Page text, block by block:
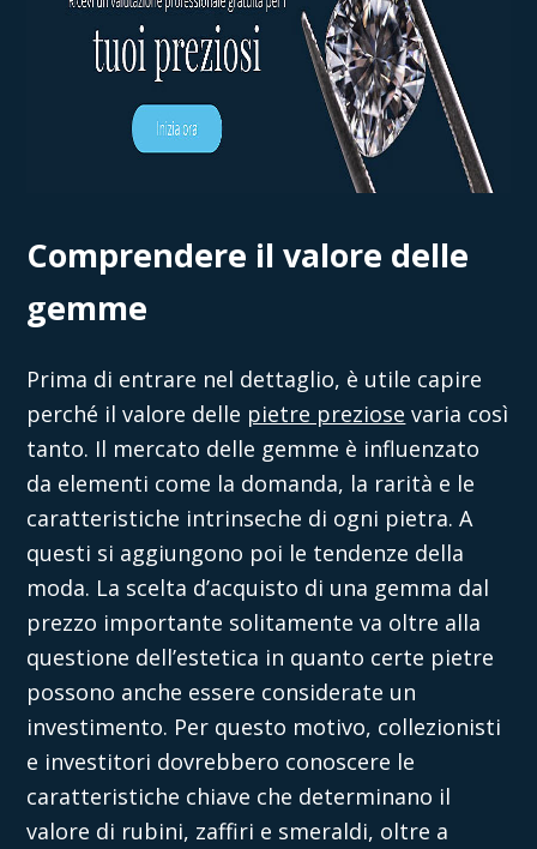
Comprendere il valore delle
gemme
Prima di entrare nel dettaglio, è utile capire
perché il valore delle pietre preziose varia così
tanto. Il mercato delle gemme è influenzato
da elementi come la domanda, la rarità e le
caratteristiche intrinseche di ogni pietra. A
questi si aggiungono poi le tendenze della
moda. La scelta d’acquisto di una gemma dal
prezzo importante solitamente va oltre alla
questione dell’estetica in quanto certe pietre
possono anche essere considerate un
investimento. Per questo motivo, collezionisti
e investitori dovrebbero conoscere le
caratteristiche chiave che determinano il
valore di rubini, zaffiri e smeraldi, oltre a